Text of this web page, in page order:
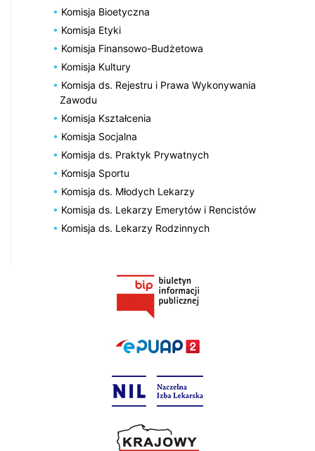
Komisja Bioetyczna
Komisja Etyki
Komisja Finansowo-Budżetowa
Komisja Kultury
Komisja ds. Rejestru i Prawa Wykonywania
Zawodu
Komisja Kształcenia
Komisja Socjalna
Komisja ds. Praktyk Prywatnych
Komisja Sportu
Komisja ds. Młodych Lekarzy
Komisja ds. Lekarzy Emerytów i Rencistów
Komisja ds. Lekarzy Rodzinnych